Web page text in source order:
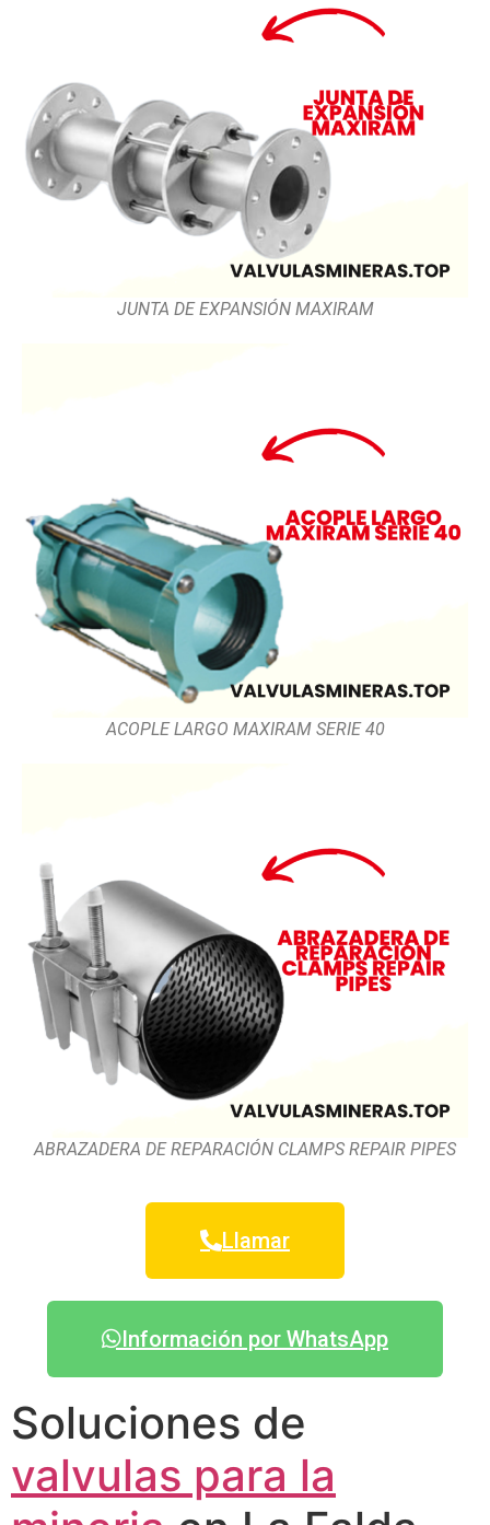
JUNTA DE EXPANSIÓN MAXIRAM
ACOPLE LARGO MAXIRAM SERIE 40
ABRAZADERA DE REPARACIÓN CLAMPS REPAIR PIPES
Llamar
Información por WhatsApp
Soluciones de
valvulas para la